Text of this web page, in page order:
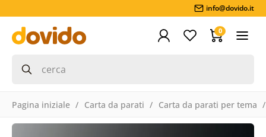
info@dovido.it
0
Pagina iniziale Carta da parati Carta da parati per tema